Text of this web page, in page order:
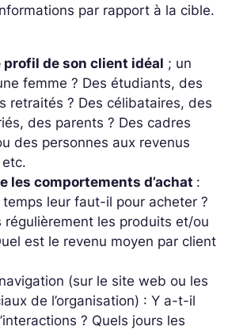
par rapport à la cible.
de son client idéal ; un
femme ? Des étudiants, des
retraités ? Des célibataires, des
des parents ? Des cadres
des personnes aux revenus
les comportements d’achat :
leur faut-il pour acheter ?
les produits et/ou
est le revenu moyen par client
(sur le site web ou les
de l’organisation) : Y a-t-il
? Quels jours les